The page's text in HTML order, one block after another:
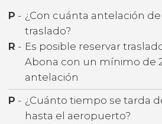
P - ¿Con cuánta antelación
traslado?
R - Es posible reservar
Abona con un mínimo de
antelación
P - ¿Cuánto tiempo se tarda
hasta el aeropuerto?